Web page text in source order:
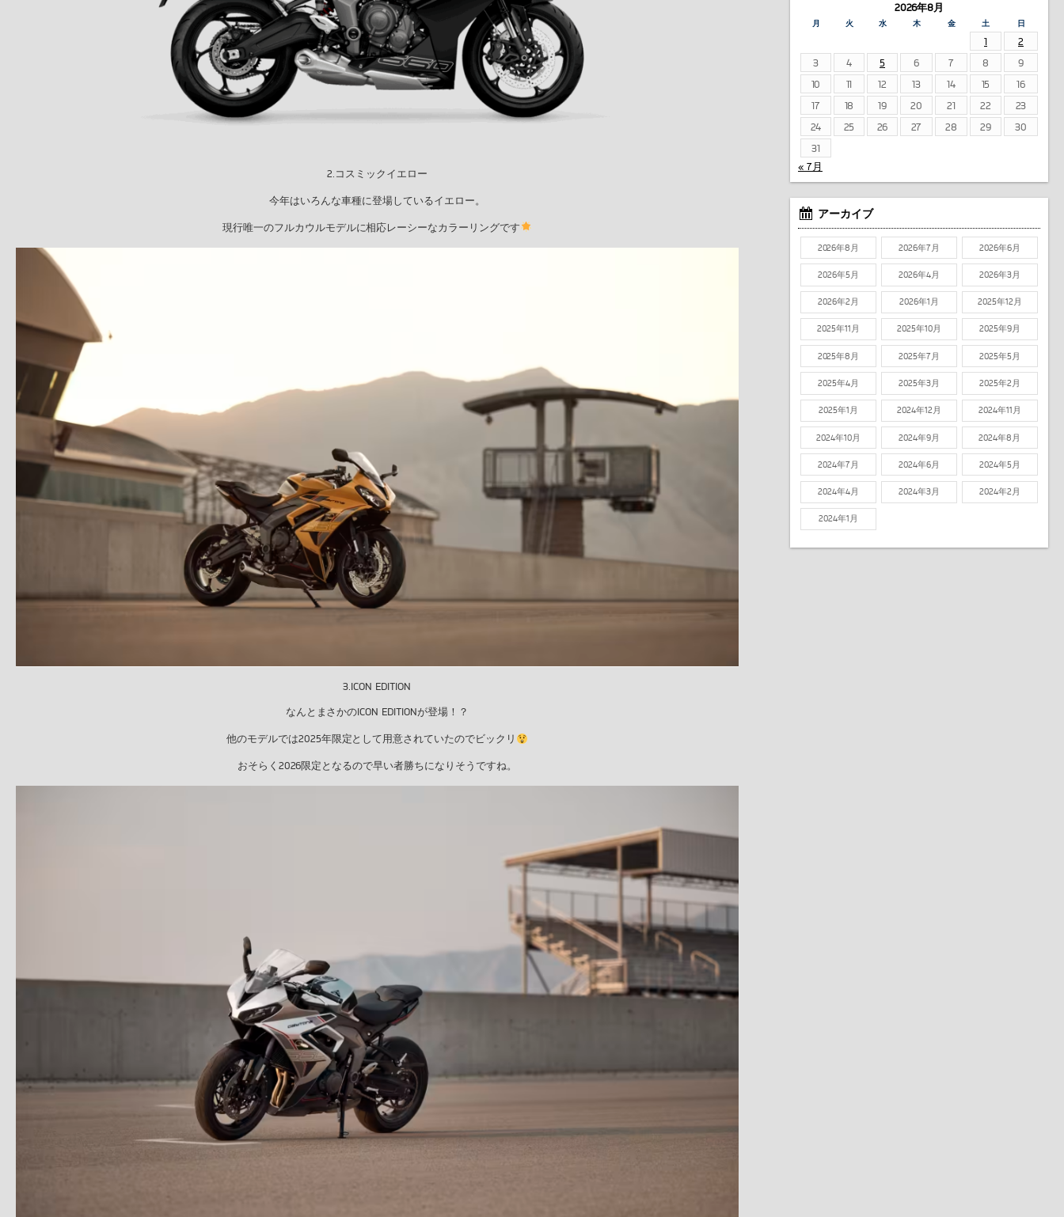
2.コスミックイエロー
今年はいろんな車種に登場しているイエロー。
現行唯一のフルカウルモデルに相応レーシーなカラーリングです
3.ICON EDITION
なんとまさかのICON EDITIONが登場！？
他のモデルでは2025年限定として用意されていたのでビックリ
おそらく2026限定となるので早い者勝ちになりそうですね。
2026年8月
月 火 水 木 金 土 日
1
2
3
4 5 6 7 8
9
10
11 12 13 14 15
16
17
18 19 20 21 22
23
24
25 26 27 28 29
30
31
« 7月
アーカイブ
2026年8月 2026年7月 2026年6月
2026年5月 2026年4月 2026年3月
2026年2月 2026年1月 2025年12月
2025年11月 2025年10月 2025年9月
2025年8月 2025年7月 2025年5月
2025年4月 2025年3月 2025年2月
2025年1月 2024年12月 2024年11月
2024年10月 2024年9月 2024年8月
2024年7月 2024年6月 2024年5月
2024年4月 2024年3月 2024年2月
2024年1月